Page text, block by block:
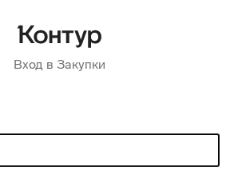
Вход в Закупки